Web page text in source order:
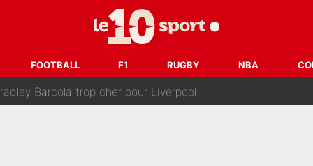
FOOTBALL F1 RUGBY NBA
la nomination de Zinedine Zidane, c'est au tour de son
et bientôt Fernando Alonso ? Le classement des pilotes les mieux
Barcola trop cher pour Liverpool